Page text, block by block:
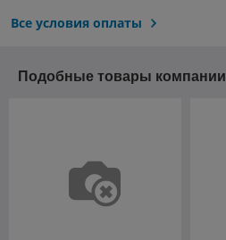
Все условия оплаты
Подобные товары компании